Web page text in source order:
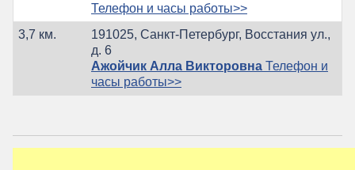
Телефон и часы работы>>
3,7 км.
191025, Санкт-Петербург, Восстания ул.,
д. 6
Ажойчик Алла Викторовна Телефон и
часы работы>>